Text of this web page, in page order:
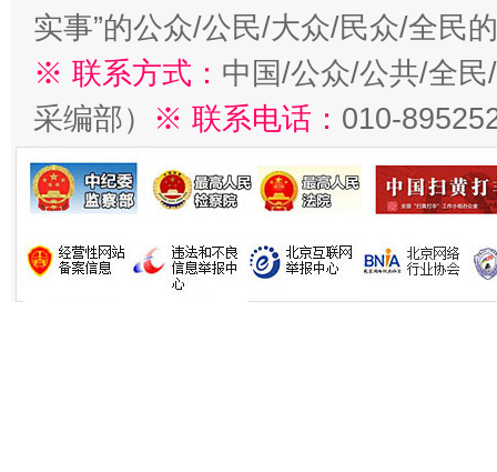
实事”的公众/公民/大众/民众/全民
※ 联系方式： 中国/公众/公共/全
采编部） ※ 联系电话： 010-